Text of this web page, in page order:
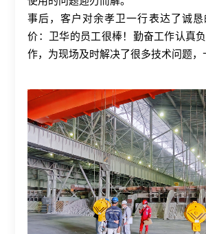
事后，客户对余孝卫一行表达了诚
价：卫华的员工很棒！勤奋工作认真
作，为现场及时解决了很多技术问题，